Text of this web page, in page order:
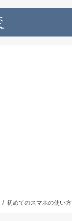
初めてのスマホの使い